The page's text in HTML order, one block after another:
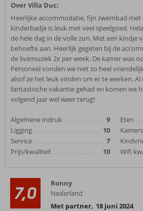
Over Villa Duc:
Heerlijke accommodatie, fijn zwembad met
kinderbadje is leuk met veel speelgoed.
de hele dag in de volle zon. Met een kindje
behoefte aan. Heerlijk gegeten bij de
de livemuziek 2x per week. De kamer was
Personeel vonden we niet zo heel
alsof ze het leuk vinden om er te werken.
fantastische vakantie gehad en komen we
volgend jaar wel weer terug!
Algemene indruk
9
Ligging
10
Service
7
Prijs/kwaliteit
10
Eten
Kamers
Wifi
7,0
Ronny
Nederland
Met partner, 18 juni 2024